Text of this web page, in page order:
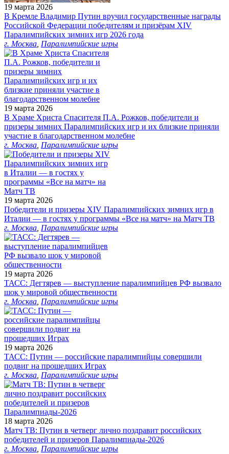
19 марта 2026
В Кремле Владимир Путин вручил государственные награды
Российской Федерации победителям и призёрам ХIV
Паралимпийских зимних игр 2026 года
г. Москва Паралимпийские игры
19 марта 2026
В Храме Христа Спасителя П.А. Рожков, победители и
призеры зимних Паралимпийских игр и их близкие приняли
участие в благодарственном молебне
г. Москва Паралимпийские игры
19 марта 2026
Победители и призеры XIV Паралимпийских зимних игр в
Италии — в гостях у программы «Все на матч» на Матч ТВ
г. Москва Паралимпийские игры
19 марта 2026
ТАСС: Дегтярев — выступление паралимпийцев РФ вызвало
шок у мировой общественности
г. Москва Паралимпийские игры
19 марта 2026
ТАСС: Путин — российские паралимпийцы совершили
подвиг на прошедших Играх
г. Москва Паралимпийские игры
18 марта 2026
Матч ТВ: Путин в четверг лично поздравит российских
победителей и призеров Паралимпиады‑2026
г. Москва Паралимпийские игры